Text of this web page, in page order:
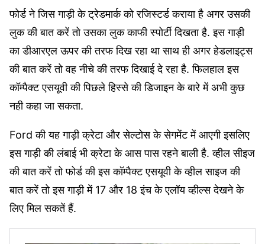
फोर्ड ने जिस गाड़ी के ट्रेडमार्क को रजिस्टर्ड कराया है अगर उसकी
लुक की बात करें तो उसका लुक काफी स्पोर्टी दिखता है. इस गाड़ी
का डीआरएल ऊपर की तरफ दिख रहा था साथ ही अगर हेडलाइट्स
की बात करें तो वह नीचे की तरफ दिखाई दे रहा है. फिलहाल इस
कॉम्पैक्ट एसयूवी की पिछले हिस्से की डिजाइन के बारे में अभी कुछ
नही कहा जा सकता.
Ford की यह गाड़ी क्रेटा और सेल्टोस के सेगमेंट में आएगी इसलिए
इस गाड़ी की लंबाई भी क्रेटा के आस पास रहने बाली है. व्हील सीइज
की बात करें तो फोर्ड की इस कॉम्पैक्ट एसयूवी के व्हील साइज की
बात करें तो इस गाड़ी में 17 और 18 इंच के एलॉय व्हील्स देखने के
लिए मिल सकतें हैं.